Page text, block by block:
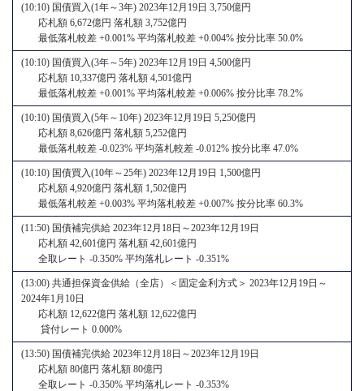
(10:10) 国債買入(1年～3年) 2023年12月19日 3,750億円
応札額 6,672億円 落札額 3,752億円
最低落札較差 +0.001% 平均落札較差 +0.004% 按分比率 50.0%
(10:10) 国債買入(3年～5年) 2023年12月19日 4,500億円
応札額 10,337億円 落札額 4,501億円
最低落札較差 +0.001% 平均落札較差 +0.006% 按分比率 78.2%
(10:10) 国債買入(5年～10年) 2023年12月19日 5,250億円
応札額 8,626億円 落札額 5,252億円
最低落札較差 -0.023% 平均落札較差 -0.012% 按分比率 47.0%
(10:10) 国債買入(10年～25年) 2023年12月19日 1,500億円
応札額 4,920億円 落札額 1,502億円
最低落札較差 +0.003% 平均落札較差 +0.007% 按分比率 60.3%
(11:50) 国債補完供給 2023年12月18日～2023年12月19日
応札額 42,601億円 落札額 42,601億円
全取レート -0.350% 平均落札レート -0.351%
(13:00) 共通担保資金供給（全店）＜固定金利方式＞ 2023年12月19日～
2024年1月10日
応札額 12,622億円 落札額 12,622億円
貸付レート 0.000%
(13:50) 国債補完供給 2023年12月18日～2023年12月19日
応札額 80億円 落札額 80億円
全取レート -0.350% 平均落札レート -0.353%